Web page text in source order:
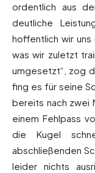
ordentlich aus
deutliche
hoffentlich wir
was wir zuletzt
umgesetzt“, zog
fing es für seine
bereits nach zwei
einem Fehlpass
die Kugel
abschließenden
leider nichts